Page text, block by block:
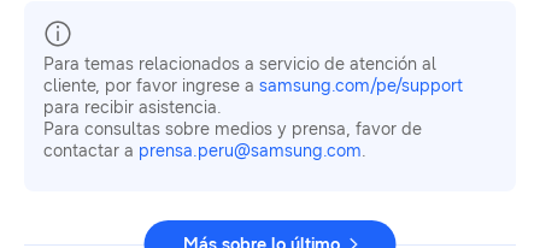
Para temas relacionados a servicio de atención al
cliente, por favor ingrese a samsung.com/pe/support
para recibir asistencia.
Para consultas sobre medios y prensa, favor de
contactar a prensa.peru@samsung.com.